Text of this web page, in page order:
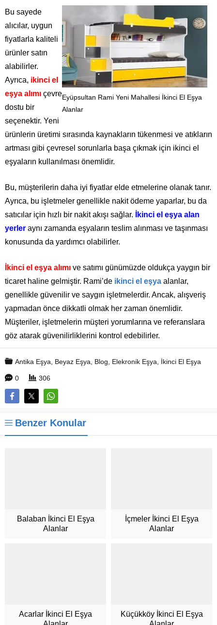
Eyüpsultan Rami Yeni Mahallesi İkinci El Eşya
Alanlar
Bu sayede
alıcılar, uygun
fiyatlarla kaliteli
ürünler satın
alabilirler.
Ayrıca, ikinci el
eşya alımı çevre
dostu bir
seçenektir. Yeni
ürünlerin üretimi sırasında kaynakların tükenmesi ve atıkların
artması gibi çevresel sorunlarla başa çıkmak için ikinci el
eşyaların kullanılması önemlidir.
Bu, müşterilerin daha iyi fiyatlar elde etmelerine olanak tanır.
Ayrıca, bu işletmeler genellikle nakit ödeme yaparlar, bu da
satıcılar için hızlı bir nakit akışı sağlar.
İkinci el eşya alan
yerler aynı zamanda eşyaların teslim alınması ve taşınması
konusunda da yardımcı olabilirler.
İkinci el eşya alımı ve satımı günümüzde oldukça yaygın bir
ticaret haline gelmiştir. Rami’de ikinci el eşya alanlar,
genellikle güvenilir ve saygın işletmelerdir. Ancak, alışveriş
yapmadan önce dikkatli olmak her zaman önemlidir.
Müşteriler, işletmelerin müşteri yorumlarına ve referanslara
göz atarak güvenilirliklerini kontrol edebilirler.
Antika Eşya, Beyaz Eşya, Blog, Elekronik Eşya, İkinci El Eşya
0 306
Benzer Konular
Balaban İkinci El Eşya
Alanlar
İçmeler İkinci El Eşya
Alanlar
Acarlar İkinci El Eşya
Küçükköy İkinci El Eşya
Müşteri Hizmetleri